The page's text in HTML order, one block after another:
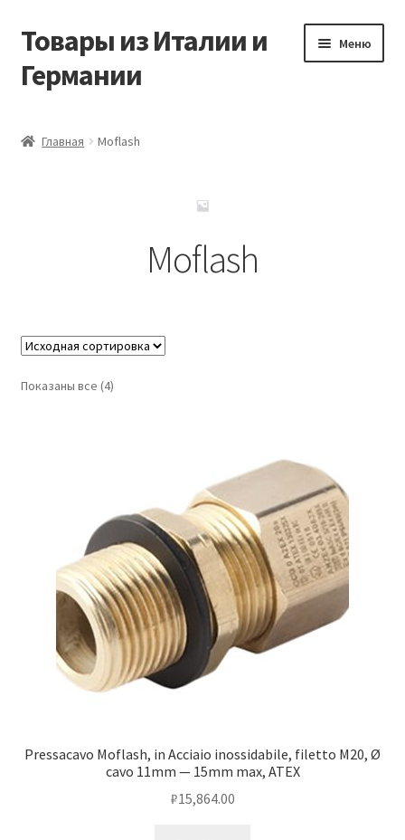
Перейти
навигации
Перейти
содержимому
Товары из Италии и
Германии
Меню
Заказать товары из Европы
Мой аккаунт
Сотрудничество
Главная Moflash
Moflash
Показаны все (4)
Pressacavo Moflash, in Acciaio inossidabile, filetto M20, Ø
cavo 11mm — 15mm max, ATEX
₽15,864.00